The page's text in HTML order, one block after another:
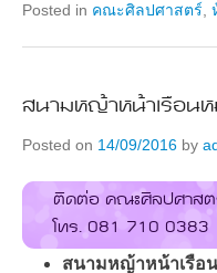
Posted in คณะศิลปศาสตร์,
สนามหญ้าหน้าเรือ
Posted on 14/09/2016 by
ติดต่อ คณะศิลปศาส
โทร. 081 710 0383
สนามหญ้าหน้าเรือ